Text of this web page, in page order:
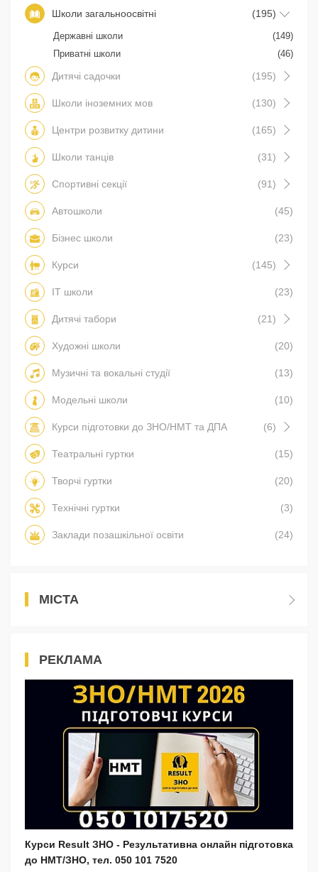
Школи загальноосвітні (195)
Державні школи
(149)
Приватні школи
(46)
Дитячі садочки (195)
Школи іноземних мов (130)
Центри розвитку дитини (165)
Школи танців (31)
Спортивні секції (91)
Автошколи (45)
Бізнес школи (23)
Курси (145)
IT школи (23)
Дитячі табори (21)
Художні школи (20)
Музичні та вокальні студії (13)
Модельні школи (10)
Курси підготовки до ЗНО/НМТ та ДПА (6)
Театральні гуртки (15)
Творчі гуртки (20)
Технічні гуртки (3)
Заклади позашкільної освіти (24)
МІСТА
РЕКЛАМА
Курси Result ЗНО - Результативна онлайн підготовка
до НМТ/ЗНО, тел. 050 101 7520